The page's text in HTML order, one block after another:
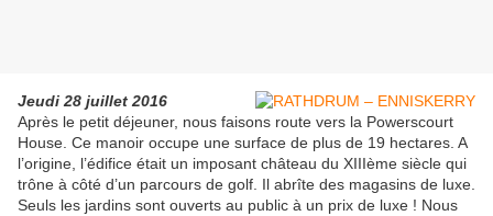
Jeudi 28 juillet 2016
Après le petit déjeuner, nous faisons route vers la Powerscourt
House. Ce manoir occupe une surface de plus de 19 hectares. A
l’origine, l’édifice était un imposant château du XIIIème siècle qui
trône à côté d’un parcours de golf. Il abrîte des magasins de luxe.
Seuls les jardins sont ouverts au public à un prix de luxe ! Nous